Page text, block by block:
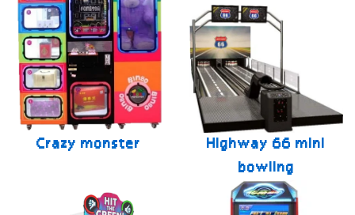
Crazy monster
Highway 66 mini
bowling